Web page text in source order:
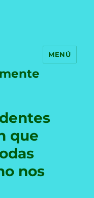
MENÚ
que
nos